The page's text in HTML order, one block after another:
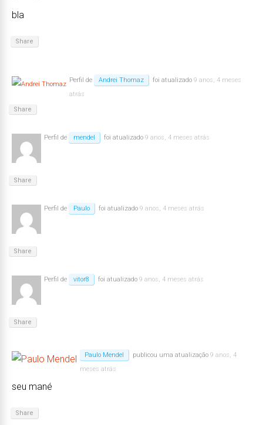
bla
Share
Perfil de Andrei Thomaz foi atualizado 9 anos, 4 meses
atrás
Share
Perfil de mendel foi atualizado 9 anos, 4 meses atrás
Share
Perfil de Paulo foi atualizado 9 anos, 4 meses atrás
Share
Perfil de vitor8 foi atualizado 9 anos, 4 meses atrás
Share
Paulo Mendel publicou uma atualização 9 anos, 4
meses atrás
seu mané
Share